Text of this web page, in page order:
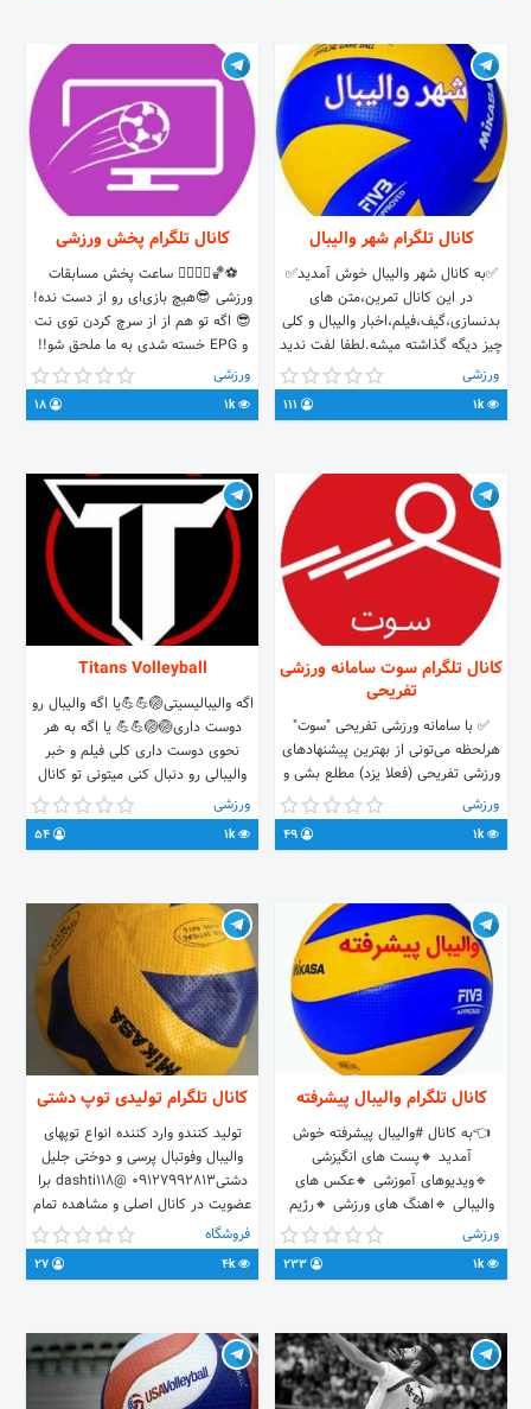
کانال تلگرام شهر والیبال
✅به کانال شهر والیبال خوش آمدید✅
در این کانال تمرین،متن های
بدنسازی،گیف،فیلم،اخبار والیبال و کلی
چیز دیگه گذاشته میشه.لطفا لفت ندید
🙏🙏🙏
ورزشی
1k
کانال تلگرام پخش ورزشی
⚽️🏀🤼‍♂🤾‍♂ ساعت پخش مسابقات
ورزشی 😎هیچ بازی‌ای رو از دست نده!
😎 اگه تو هم از از سرچ کردن توی نت
و EPG خسته شدی به ما ملحق شو!!
📢اطلاع از ساعت پخش بازی‌های
زنده‌ای که از تلویزیون پخش می‌شه و
نتایج‌شون🤠
ورزشی
1k
کانال تلگرام سوت سامانه ورزشی
تفریحی
✅ با سامانه ورزشی تفریحی "سوت"
هرلحظه می‌تونی از بهترین پیشنهادهای
ورزشی تفریحی (فعلا یزد) مطلع بشی و
مناسب‌ترینش رو برای تفریح ارزان
خودت انتخاب کنی.
ورزشی
1k
Titans Volleyball
اگه والیبالیسیتی🏐💪💪یا اگه والیبال رو
دوست داری🏐🏐💪💪 یا اگه به هر
نحوی دوست داری کلی فیلم و خبر
والیبالی رو دنبال کنی میتونی تو کانال
Titans Volleyball جوین شیورزشی
1k
کانال تلگرام والیبال پیشرفته
👈به کانال #والیبال پیشرفته خوش
آمدید 🔸پست های انگیزشی
🔹ویدیوهای آموزشی 🔸عکس های
والیبالی 🔹اهنگ های ورزشی 🔸رژیم
چاقی و لاغری روزانه 🔹️برنامه وزنه اخبار
ایدی جهت ارتباط با ادمین و تبادل 👇👇
👇👇 @nation12 📬 تعرفه تبلیغات
ورزشی
1k
کانال تلگرام تولیدی توپ دشتی
تولید کنندو وارد کننده انواع توپهای
والیبال وفوتبال پرسی و دوختی جلیل
دشتی09127992813 @dashti118 برا
عضویت در کانال اصلی و مشاهده تمام
توپها و اطلاع از قیمت ها در تلگرام یا
مسیج پیام بدید فروش فقط عمده
فروشگاه
4k